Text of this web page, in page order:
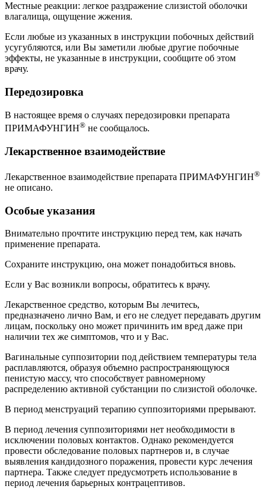
Местные реакции: легкое раздражение слизистой оболочки
влагалища, ощущение жжения.
Если любые из указанных в инструкции побочных действий
усугубляются, или Вы заметили любые другие побочные
эффекты, не указанные в инструкции, сообщите об этом
врачу.
Передозировка
В настоящее время о случаях передозировки препарата
ПРИМАФУНГИН® не сообщалось.
Лекарственное взаимодействие
Лекарственное взаимодействие препарата ПРИМАФУНГИН®
не описано.
Особые указания
Внимательно прочтите инструкцию перед тем, как начать
применение препарата.
Сохраните инструкцию, она может понадобиться вновь.
Если у Вас возникли вопросы, обратитесь к врачу.
Лекарственное средство, которым Вы лечитесь,
предназначено лично Вам, и его не следует передавать другим
лицам, поскольку оно может причинить им вред даже при
наличии тех же симптомов, что и у Вас.
Вагинальные суппозитории под действием температуры тела
расплавляются, образуя объемно распространяющуюся
пенистую массу, что способствует равномерному
распределению активной субстанции по слизистой оболочке.
В период менструаций терапию суппозиториями прерывают.
В период лечения суппозиториями нет необходимости в
исключении половых контактов. Однако рекомендуется
провести обследование половых партнеров и, в случае
выявления кандидозного поражения, провести курс лечения
партнера. Также следует предусмотреть использование в
период лечения барьерных контрацептивов.